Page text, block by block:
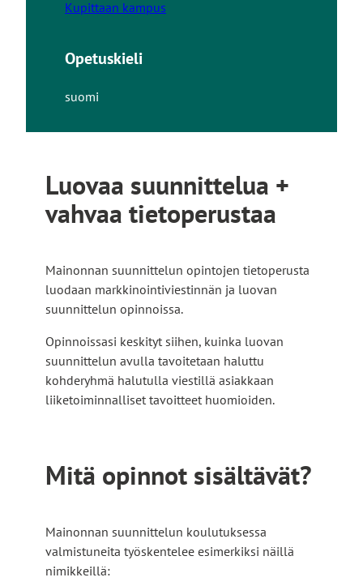
Kupittaan kampus
Opetuskieli
suomi
Luovaa suunnittelua +
vahvaa tietoperustaa
Mainonnan suunnittelun opintojen tietoperusta
luodaan markkinointiviestinnän ja luovan
suunnittelun opinnoissa.
Opinnoissasi keskityt siihen, kuinka luovan
suunnittelun avulla tavoitetaan haluttu
kohderyhmä halutulla viestillä asiakkaan
liiketoiminnalliset tavoitteet huomioiden.
Mitä opinnot sisältävät?
Mainonnan suunnittelun koulutuksessa
valmistuneita työskentelee esimerkiksi näillä
nimikkeillä: